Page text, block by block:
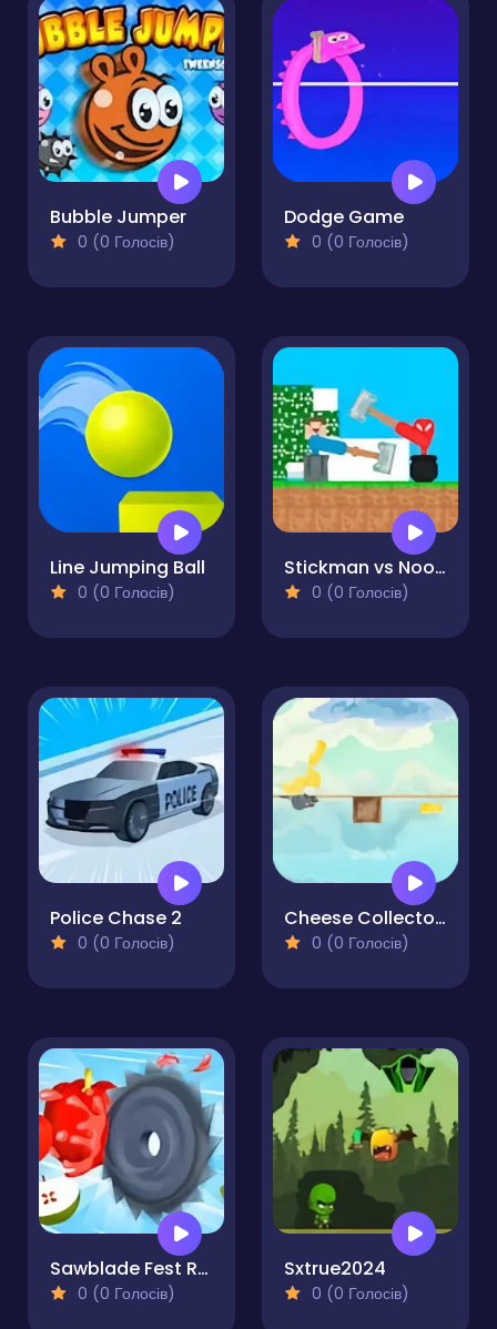
Bubble Jumper
0 (0 Голосів)
Dodge Game
0 (0 Голосів)
Line Jumping Ball
0 (0 Голосів)
Stickman vs Noob Hammer
0 (0 Голосів)
Police Chase 2
0 (0 Голосів)
Cheese Collector-Rat Runner
0 (0 Голосів)
Sawblade Fest Run
0 (0 Голосів)
Sxtrue2024
0 (0 Голосів)